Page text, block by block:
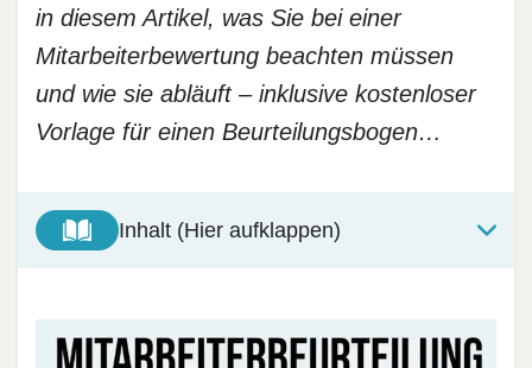
in diesem Artikel, was Sie bei einer
Mitarbeiterbewertung beachten müssen
und wie sie abläuft – inklusive kostenloser
Vorlage für einen Beurteilungsbogen…
Inhalt (Hier aufklappen)